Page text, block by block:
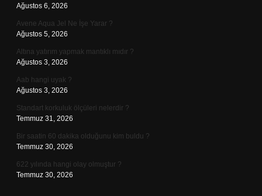
Ağustos 6, 2026
Avene Aqua Jel Ne İşe Yarar ?
Ağustos 5, 2026
Altına yatırım yapmak mantıklı mıdır ?
Ağustos 3, 2026
Aab hangi uyak ?
Ağustos 3, 2026
Standart korkuluk ölçüleri nelerdir ?
Temmuz 31, 2026
Bir saatin 60 dakika olduğunu kim buldu ?
Temmuz 30, 2026
622 yılında hangi olay olmuştur ?
Temmuz 30, 2026